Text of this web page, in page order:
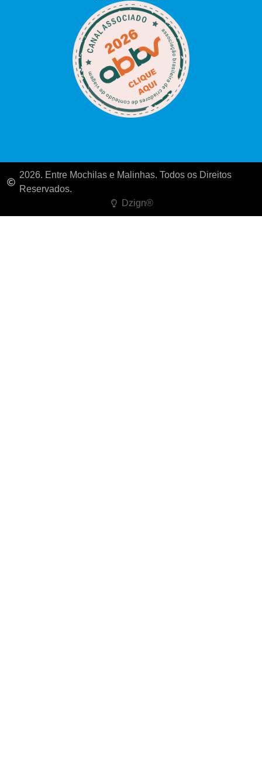
2026. Entre Mochilas e Malinhas. Todos os Direitos
Reservados.
Dzign®